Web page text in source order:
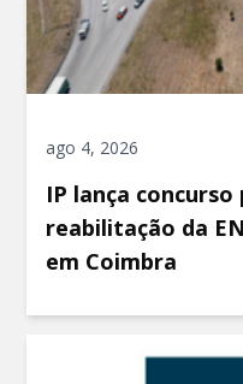
ago 4, 2026
IP lança
reabilitação da
em Coimbra